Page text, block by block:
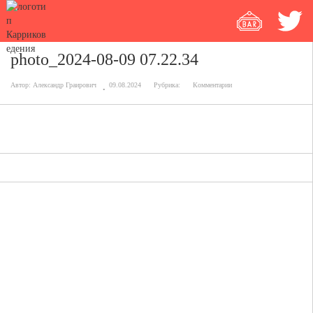
photo_2024-08-09 07.22.34
Автор: Александр Граирович 09.08.2024 Рубрика: Комментарии